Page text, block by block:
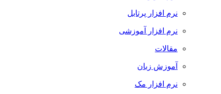
نرم افزار پرتابل
نرم افزار آموزشی
مقالات
آموزش زبان
نرم افزار مک